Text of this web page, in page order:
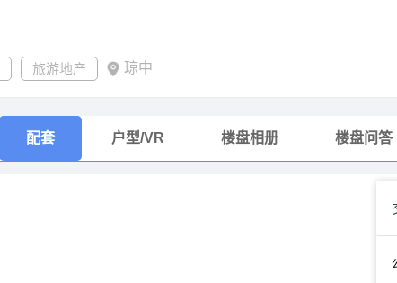
旅游地产 琼中
配套 户型/VR 楼盘相册 楼盘问答